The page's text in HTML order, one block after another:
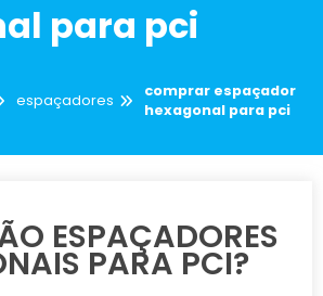
para pci
espaçadores
comprar espaçador
hexagonal para pci
ESPAÇADORES
PARA PCI?